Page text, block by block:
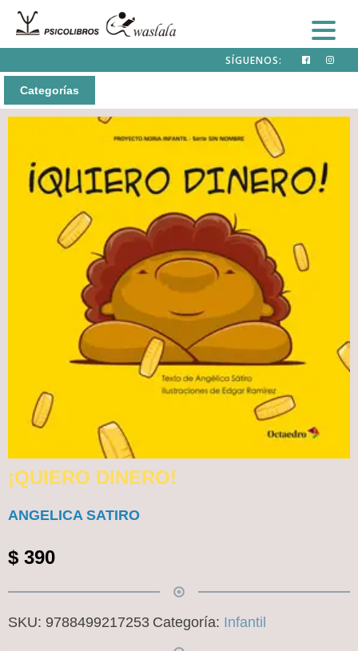
SÍGUENOS:
Categorías
¡QUIERO DINERO!
ANGELICA SATIRO
$ 390
SKU: 9788499217253 Categoría: Infantil